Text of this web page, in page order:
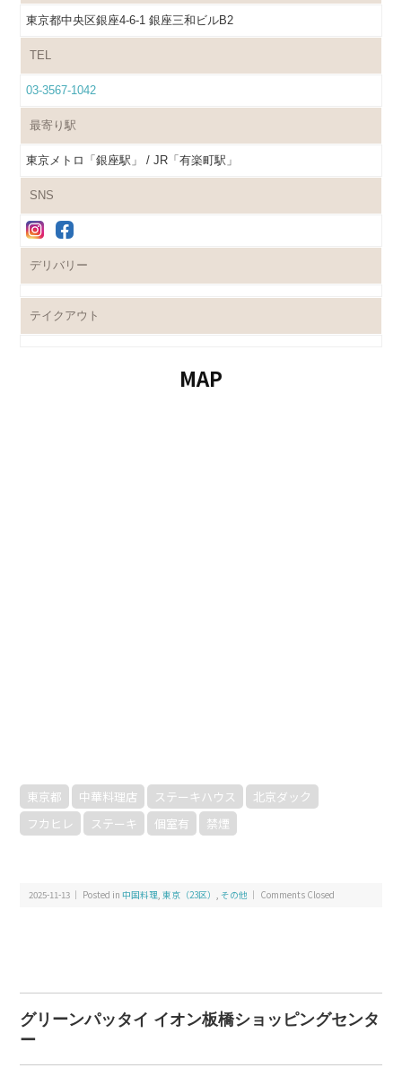
東京都中央区銀座4-6-1 銀座三和ビルB2
TEL
03-3567-1042
最寄り駅
東京メトロ「銀座駅」 / JR「有楽町駅」
SNS
デリバリー
テイクアウト
MAP
東京都 中華料理店 ステーキハウス
北京ダック
フカヒレ
ステーキ 個室有 禁煙
2025-11-13 ｜ Posted in中国料理,東京（23区）,その他 Comments Closed
グリーンパッタイ イオン板橋ショッピングセンタ
ー